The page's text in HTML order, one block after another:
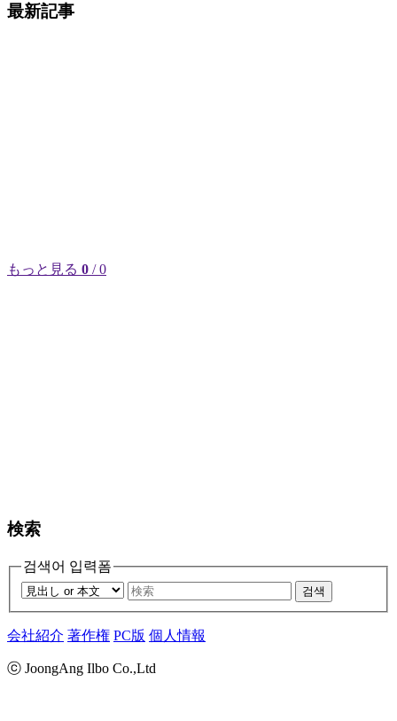
最新記事
もっと見る 0 / 0
検索
검색어 입력폼
검색
会社紹介 著作権 PC版 個人情報
ⓒ JoongAng Ilbo Co.,Ltd